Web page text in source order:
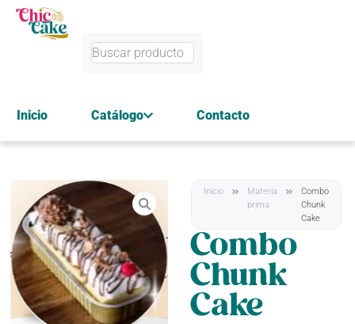
Inicio Catálogo Contacto
Inicio
Materia
prima
Combo
Chunk
Cake
Combo
Chunk
Cake